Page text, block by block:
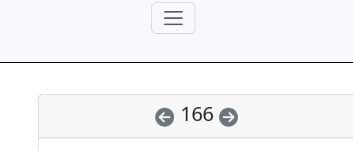
166